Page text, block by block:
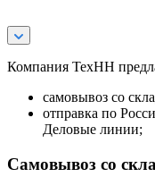
Компания ТехНН
самовывоз со
отправка по
Деловые линии;
Самовывоз со